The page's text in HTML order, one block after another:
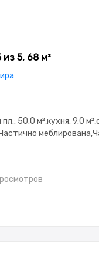
5, 68 м²
50.0 м²,кухня: 9.0
стоянка,Решетки